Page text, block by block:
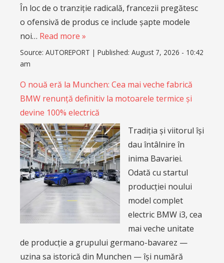
În loc de o tranziție radicală, francezii pregătesc
o ofensivă de produs ce include șapte modele
noi… Read more »
Source: AUTOREPORT | Published: August 7, 2026 - 10:42
am
O nouă eră la Munchen: Cea mai veche fabrică
BMW renunță definitiv la motoarele termice și
devine 100% electrică
Tradiția și viitorul își
dau întâlnire în
inima Bavariei.
Odată cu startul
producției noului
model complet
electric BMW i3, cea
mai veche unitate
de producție a grupului germano-bavarez —
uzina sa istorică din Munchen — își numără